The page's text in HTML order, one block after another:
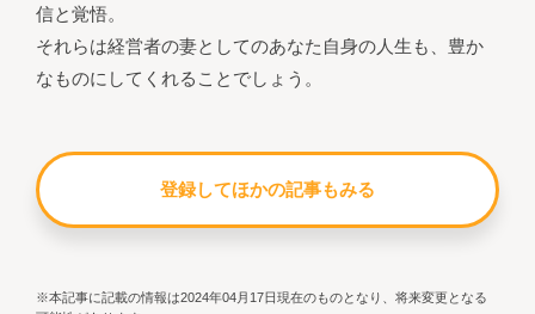
信と覚悟。
それらは経営者の妻としてのあなた自身の人生も、豊か
なものにしてくれることでしょう。
登録してほかの記事もみる
※本記事に記載の情報は2024年04月17日現在のものとなり、将来変更となる